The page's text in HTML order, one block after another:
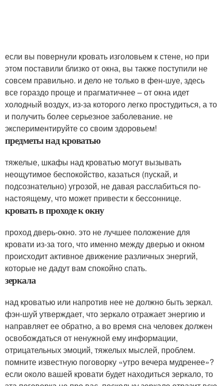
если вы повернули кровать изголовьем к стене, но при
этом поставили близко от окна, вы также поступили не
совсем правильно. и дело не только в фен-шуе, здесь
все гораздо проще и прагматичнее – от окна идет
холодный воздух, из-за которого легко простудиться, а то
и получить более серьезное заболевание. не
экспериментируйте со своим здоровьем!
предметы над кроватью
тяжелые, шкафы над кроватью могут вызывать
неощутимое беспокойство, казаться (пускай, и
подсознательно) угрозой, не давая расслабиться по-
настоящему, что может привести к бессоннице.
кровать в проходе к окну
проход дверь-окно. это не лучшее положение для
кровати из-за того, что именно между дверью и окном
происходит активное движение различных энергий,
которые не дадут вам спокойно спать.
зеркала
над кроватью или напротив нее не должно быть зеркал.
фэн-шуй утверждает, что зеркало отражает энергию и
направляет ее обратно, а во время сна человек должен
освобождаться от ненужной ему информации,
отрицательных эмоций, тяжелых мыслей, проблем.
помните известную поговорку «утро вечера мудренее»?
если около вашей кровати будет находиться зеркало, то